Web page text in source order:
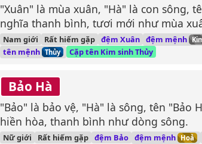
"Xuân" là mùa xuân, "Hà" là con sông,
nghĩa thanh bình, tươi mới như mùa
Nam giới Rất hiếm gặp đệm Xuân đệm mệnh
tên mệnh Thủy Cặp tên Kim sinh Thủy
Bảo Hà
"Bảo" là bảo vệ, "Hà" là sông, tên "Bảo
hiền hòa, thanh bình như dòng sông.
Nữ giới Rất hiếm gặp đệm Bảo đệm mệnh Hoả